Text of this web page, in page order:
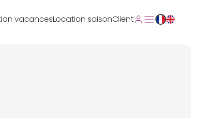
vacancesLocation saisonClient